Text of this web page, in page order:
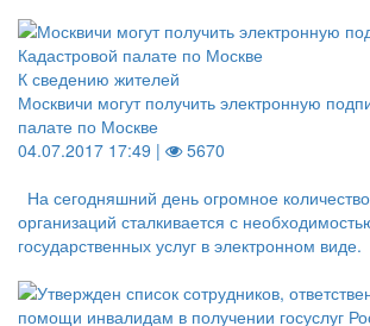
К сведению жителей
Москвичи могут получить электронную
палате по Москве
04.07.2017 17:49 |
5670
На сегодняшний день огромное
организаций сталкивается с
государственных услуг в электронном виде.